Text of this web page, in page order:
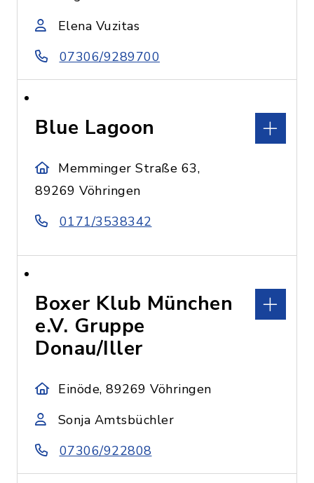
Elena Vuzitas
07306/9289700
Blue Lagoon
Memminger Straße 63,
89269 Vöhringen
0171/3538342
Boxer Klub München
e.V. Gruppe
Donau/Iller
Einöde, 89269 Vöhringen
Sonja Amtsbüchler
07306/922808